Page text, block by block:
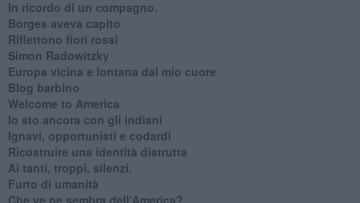
​In ricordo di un compagno.
Borges aveva capito
Riflettono fiori rossi
Simon Radowitzky
Europa vicina e lontana dal mio cuore
Blog barbino
Welcome to America
​Io sto ancora con gli indiani
​Ignavi, opportunisti e codardi
Ricostruire una identità distrutta
Ai tanti, troppi, silenzi.
​Furto di umanità
​Che ve ne sembra dell’America?